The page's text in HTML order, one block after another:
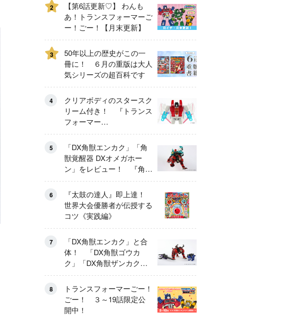
2
【第6話更新♡】 わんも
あ！トランスフォーマーご
ー！ごー！【月末更新】
3
50年以上の歴史がこの一
冊に！ ６月の重版は大人
気シリーズの超百科です
4
クリアボディのスタースク
リーム付き！ 『トランス
フォーマー
FANBOOK2026』2026年
７月31日発売！
5
「DX角獣エンカク」「角
獣覚醒器 DXオメガホー
ン」をレビュー！ 『角醒
ハンター オメガホーン』
の玩具展開がスタート！
6
『太鼓の達人』即上達！
世界大会優勝者が伝授する
コツ《実践編》
7
「DX角獣エンカク」と合
体！ 「DX角獣ゴウカ
ク」「DX角獣ザンカク」
をレビュー！
8
トランスフォーマーごー！
ごー！ ３～19話限定公
開中！